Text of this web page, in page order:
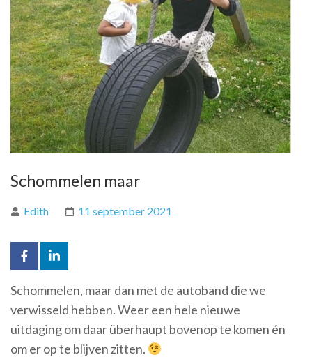
Schommelen maar
Edith 11 september 2021
Schommelen, maar dan met de autoband die we
verwisseld hebben. Weer een hele nieuwe
uitdaging om daar überhaupt bovenop te komen én
om er op te blijven zitten.